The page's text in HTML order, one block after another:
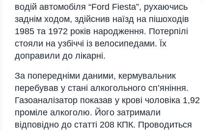
водій автомобіля “Ford Fiesta”, рухаючись
заднім ходом, здійснив наїзд на пішоходів
1985 та 1972 років народження. Потерпілі
стояли на узбіччі із велосипедами. Їх
доправили до лікарні.
За попередніми даними, кермувальник
перебував у стані алкогольного сп’яніння.
Газоаналізатор показав у крові чоловіка 1,92
проміле алкоголю. Його затримали
відповідно до статті 208 КПК. Проводиться